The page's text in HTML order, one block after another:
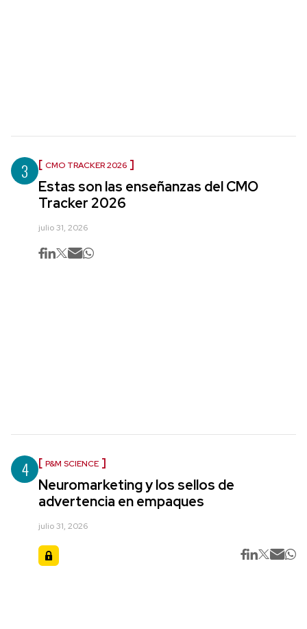
3 CMO TRACKER 2026
Estas son las enseñanzas del CMO
Tracker 2026
julio 31, 2026
4 P&M SCIENCE
Neuromarketing y los sellos de
advertencia en empaques
julio 31, 2026